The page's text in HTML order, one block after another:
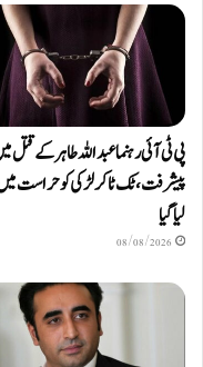
پی ٹی آئی رہنما عبداللہ طاہر کے قتل
پیشرفت، ٹک ٹاکر لڑکی کو حراست
لیا گیا
08/08/2026